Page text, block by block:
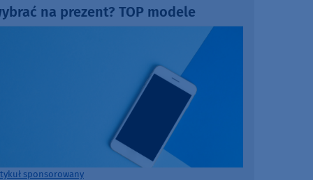
na prezent? TOP modele
sponsorowany